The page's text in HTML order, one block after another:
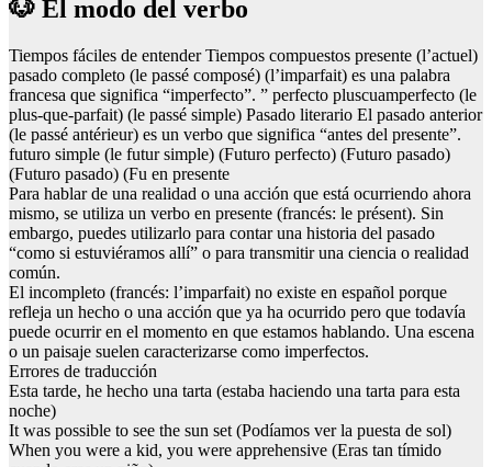
🐶 El modo del verbo
Tiempos fáciles de entender Tiempos compuestos presente (l’actuel)
pasado completo (le passé composé) (l’imparfait) es una palabra
francesa que significa “imperfecto”. ” perfecto pluscuamperfecto (le
plus-que-parfait) (le passé simple) Pasado literario El pasado anterior
(le passé antérieur) es un verbo que significa “antes del presente”.
futuro simple (le futur simple) (Futuro perfecto) (Futuro pasado)
(Futuro pasado) (Fu en presente
Para hablar de una realidad o una acción que está ocurriendo ahora
mismo, se utiliza un verbo en presente (francés: le présent). Sin
embargo, puedes utilizarlo para contar una historia del pasado
“como si estuviéramos allí” o para transmitir una ciencia o realidad
común.
El incompleto (francés: l’imparfait) no existe en español porque
refleja un hecho o una acción que ya ha ocurrido pero que todavía
puede ocurrir en el momento en que estamos hablando. Una escena
o un paisaje suelen caracterizarse como imperfectos.
Errores de traducción
Esta tarde, he hecho una tarta (estaba haciendo una tarta para esta
noche)
It was possible to see the sun set (Podíamos ver la puesta de sol)
When you were a kid, you were apprehensive (Eras tan tímido